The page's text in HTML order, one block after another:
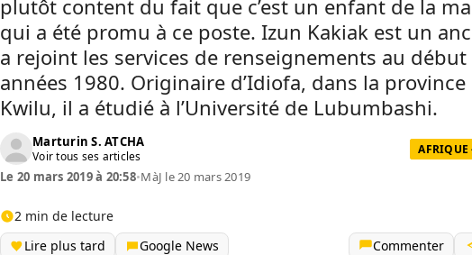
plutôt content du fait que c’est un enfant de la
qui a été promu à ce poste. Izun Kakiak est un
a rejoint les services de renseignements au début
années 1980. Originaire d’Idiofa, dans la
Kwilu, il a étudié à l’Université de Lubumbashi.
Marturin S. ATCHA
Voir tous ses articles AFRIQUE
Le 20 mars 2019 à 20:58•MàJ le 20 mars 2019
2 min de lecture
Lire plus tard
Google News Commenter